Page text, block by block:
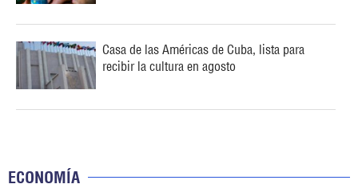
Casa de las Américas de Cuba, lista para
recibir la cultura en agosto
ECONOMÍA